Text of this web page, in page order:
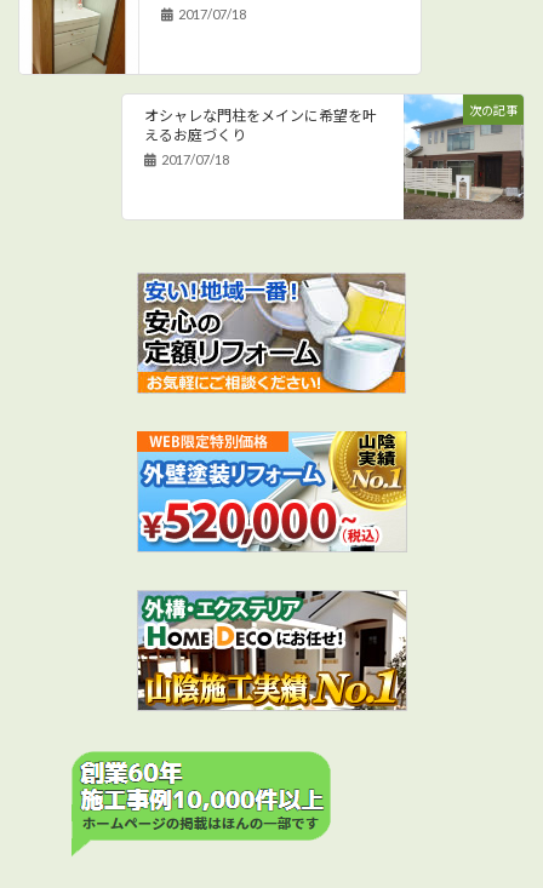
2017/07/18
次の記事
オシャレな門柱をメインに希望を叶
えるお庭づくり
2017/07/18